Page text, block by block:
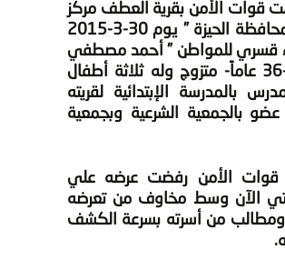
قوات الأمن بقرية العطف مركز
العياط بمحافظة ‫‏الحيزة‬ ” يوم 30-3-2015
قسري للمواطن ” أحمد مصطفي
نادي ” -36 عاماً- متزوج وله ثلاثة أطفال
بالمدرسة الإبتدائية لقريته
بالجمعية الشرعية وبجمعية
قوات الأمن رفضت عرضه علي
حتي الآن وسط مخاوف من تعرضه
ومطالب من أسرته بسرعة الكشف